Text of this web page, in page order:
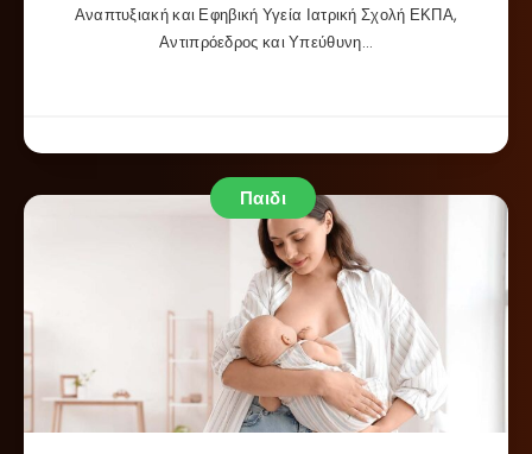
Αναπτυξιακή και Εφηβική Υγεία Ιατρική Σχολή ΕΚΠΑ,
Αντιπρόεδρος και Υπεύθυνη…
Παιδι